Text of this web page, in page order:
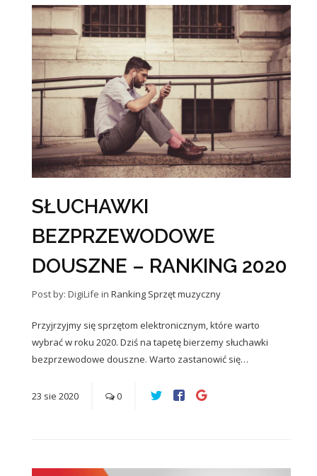
SŁUCHAWKI
BEZPRZEWODOWE
DOUSZNE – RANKING 2020
Post by: DigiLife in Ranking Sprzęt muzyczny
Przyjrzyjmy się sprzętom elektronicznym, które warto
wybrać w roku 2020. Dziś na tapetę bierzemy słuchawki
bezprzewodowe douszne. Warto zastanowić się…
23 sie 2020 0